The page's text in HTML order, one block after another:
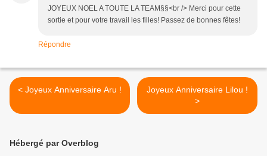
JOYEUX NOEL A TOUTE LA TEAM§§<br /> Merci pour cette
sortie et pour votre travail les filles! Passez de bonnes fêtes!
Répondre
< Joyeux Anniversaire Aru !
Joyeux Anniversaire Lilou !
>
Hébergé par Overblog